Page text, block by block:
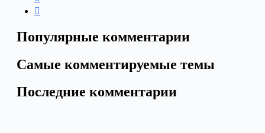
Популярные комментарии
Самые комментируемые темы
Последние комментарии